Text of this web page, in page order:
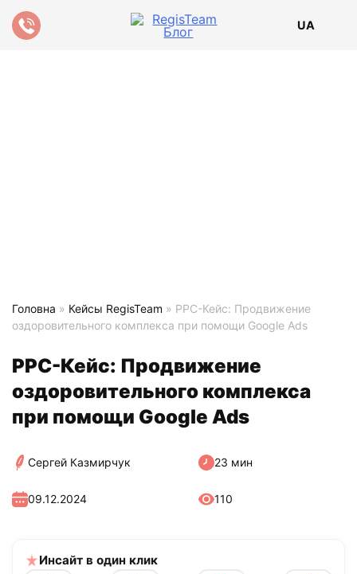
UA
Головна » Кейсы RegisTeam » PPC-Кейс: Продвижение
оздоровительного комплекса при помощи Google Ads
PPC-Кейс: Продвижение
оздоровительного комплекса
при помощи Google Ads
Сергей Казмирчук 23 мин
110
09.12.2024
Инсайт в один клик